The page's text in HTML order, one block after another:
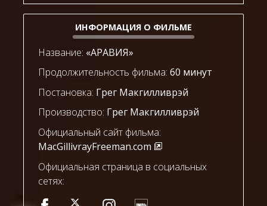
ИНФОРМАЦИЯ О ФИЛЬМЕ
Название: «АРАВИЯ»
Продолжительность фильма: 60 минут
Постановка: Грег Макгилливрэй
Производство: Грег Макгилливрэй
Официальный сайт фильма:
MacGillivrayFreeman.com
Официальная страница в социальных
сетях: